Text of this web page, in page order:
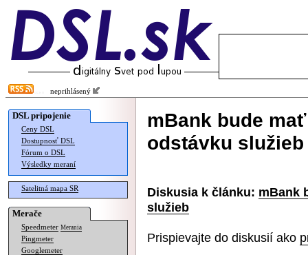
neprihlásený
DSL pripojenie
Ceny DSL
Dostupnosť DSL
Fórum o DSL
Výsledky meraní
Satelitná mapa SR
Merače
Speedmeter Merania
Pingmeter
Googlemeter
mBank bude
odstávku služieb
Diskusia k článku: mBank
služieb
Prispievajte do diskusií ako